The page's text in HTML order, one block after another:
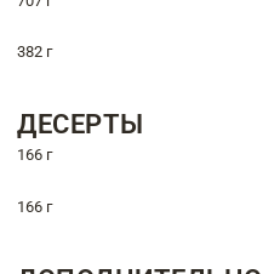
382 г
ДЕСЕРТЫ
166 г
166 г